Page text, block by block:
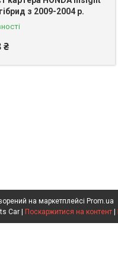
з 2009-2004 р.
₴
на маркетплейсі Prom.ua
Поскаржитися на контент